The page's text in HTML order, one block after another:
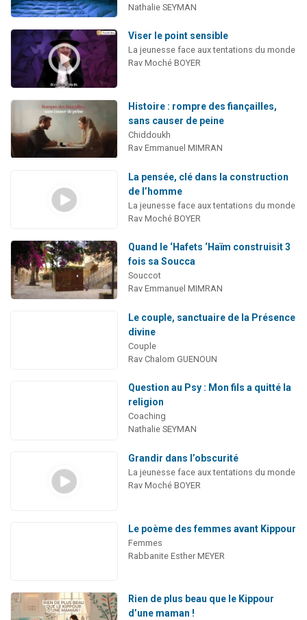
Nathalie SEYMAN
Viser le point sensible
La jeunesse face aux tentations du monde
Rav Moché BOYER
Histoire : rompre des fiançailles,
sans causer de peine
Chiddoukh
Rav Emmanuel MIMRAN
La pensée, clé dans la construction
de l’homme
La jeunesse face aux tentations du monde
Rav Moché BOYER
Quand le ‘Hafets ‘Haïm construisit 3
fois sa Soucca
Souccot
Rav Emmanuel MIMRAN
Le couple, sanctuaire de la Présence
divine
Couple
Rav Chalom GUENOUN
Question au Psy : Mon fils a quitté la
religion
Coaching
Nathalie SEYMAN
Grandir dans l’obscurité
La jeunesse face aux tentations du monde
Rav Moché BOYER
Le poème des femmes avant Kippour
Femmes
Rabbanite Esther MEYER
Rien de plus beau que le Kippour
d’une maman !